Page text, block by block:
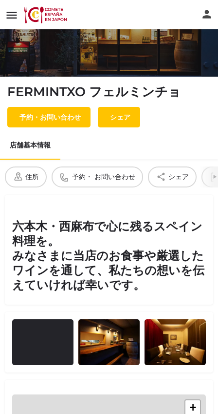
FERMINTXO フェルミンチョ
予約・お問い合わせ シェア
店舗基本情報
住所 予約・ お問い合わせ シェア
六本木・西麻布で心に残るスペイン
料理を。
みなさまに当店のお食事や厳選した
ワインを通して、私たちの想いを伝
えていければ幸いです。
+